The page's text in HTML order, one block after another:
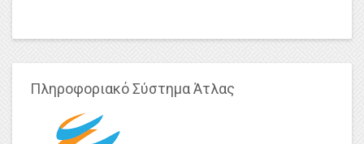
Πληροφοριακό Σύστημα Άτλας